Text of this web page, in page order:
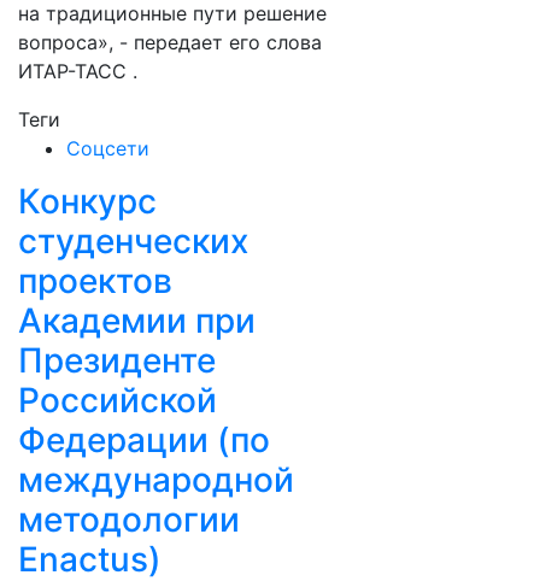
на традиционные пути решение
вопроса», - передает его слова
ИТАР-ТАСС .
Теги
Соцсети
Конкурс
студенческих
проектов
Академии при
Президенте
Российской
Федерации (по
международной
методологии
Enactus)